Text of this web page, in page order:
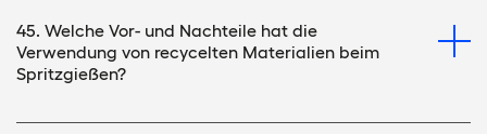
45. Welche Vor- und Nachteile hat die
Verwendung von recycelten Materialien beim
Spritzgießen?